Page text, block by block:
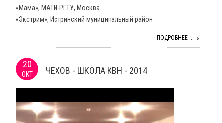
«Мама», МАТИ-РГТУ, Москва
«Экстрим», Истринский муниципальный район
ПОДРОБНЕЕ ...
20
ОКТ ЧЕХОВ - ШКОЛА КВН - 2014